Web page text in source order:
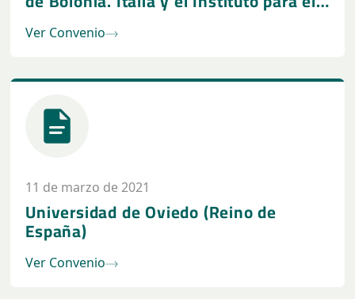
Desarrollo Constitucional (IDC)
Asociación Civil, Argentina
Ver Convenio
11 de marzo de 2021
Universidad de Oviedo (Reino de
España)
Ver Convenio